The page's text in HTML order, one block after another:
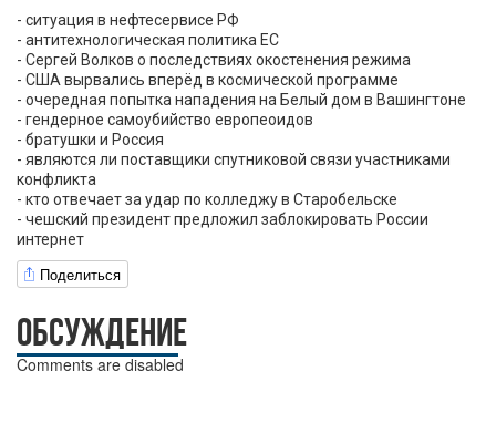
- ситуация в нефтесервисе РФ
- антитехнологическая политика ЕС
- Сергей Волков о последствиях окостенения режима
- США вырвались вперёд в космической программе
- очередная попытка нападения на Белый дом в Вашингтоне
- гендерное самоубийство европеоидов
- братушки и Россия
- являются ли поставщики спутниковой связи участниками
конфликта
- кто отвечает за удар по колледжу в Старобельске
- чешский президент предложил заблокировать России
интернет
Поделиться
ОБСУЖДЕНИЕ
Comments are disabled